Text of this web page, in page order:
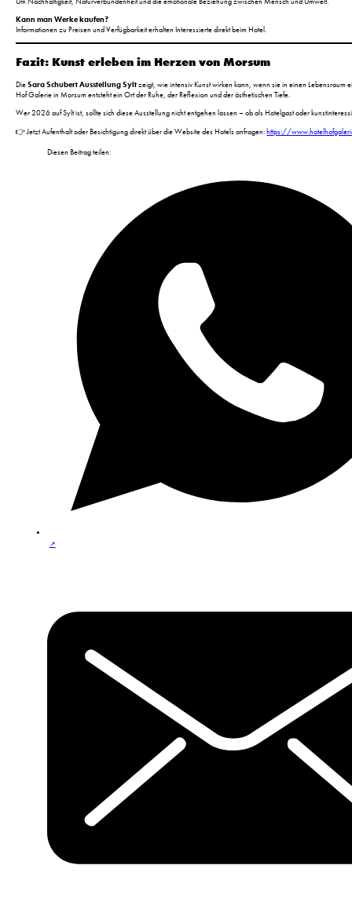
Kann man Werke kaufen?
Informationen zu Preisen und Verfügbarkeit erhalten Interessierte direkt beim Hotel.
Fazit: Kunst erleben im Herzen von Morsum
DieSara Schubert Ausstellung Syltzeigt, wie intensiv Kunst wirken kann, wenn sie in einen Lebensraum
Hof Galerie in Morsum entsteht ein Ort der Ruhe, der Reflexion und der ästhetischen Tiefe.
Wer 2026 auf Sylt ist, sollte sich diese Ausstellung nicht entgehen lassen – ob als Hotelgast oder
👉 Jetzt Aufenthalt oder Besichtigung direkt über die Website des Hotels anfragen:https://